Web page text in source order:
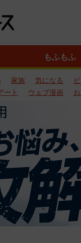
もふもふ
家族 気になる
ート ウェブ漫画